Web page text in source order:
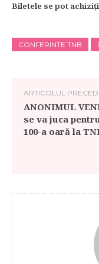
Biletele se pot
CONFERINTE TNB
ARTICOLUL
ANONIMUL
se va juca
100-a oară la